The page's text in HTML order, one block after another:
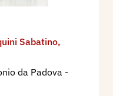
Sabatino,
da Padova -